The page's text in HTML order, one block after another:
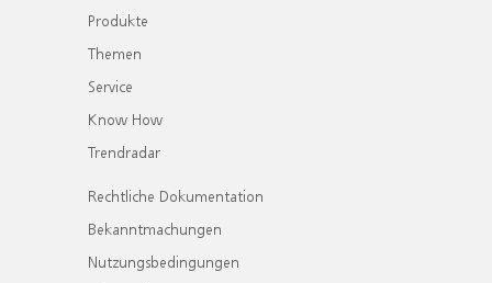
Produkte
Themen
Service
Know How
Trendradar
Rechtliche Dokumentation
Bekanntmachungen
Nutzungsbedingungen